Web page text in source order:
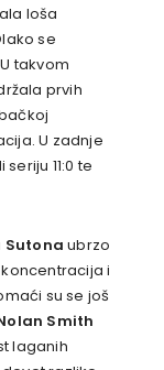
loša
se
takvom
prvih
U zadnje
11:0 te
Sutona ubrzo
i
su se još
Smith
laganih